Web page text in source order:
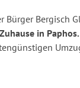
Bürger Bergisch
in Paphos.